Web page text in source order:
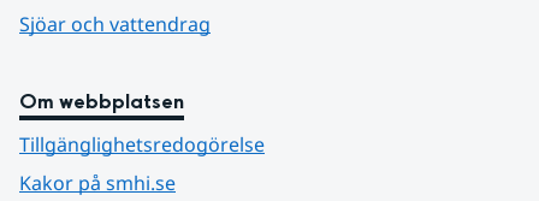
Sjöar och vattendrag
Om webbplatsen
Tillgänglighetsredogörelse
Kakor på smhi.se